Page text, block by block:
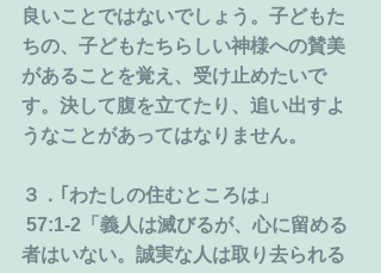
良いことではないでしょう。子どもた
ちの、子どもたちらしい神様への賛美
があることを覚え、受け止めたいで
す。決して腹を立てたり、追い出すよ
うなことがあってはなりません。
３．｢わたしの住むところは」
57:1-2「義人は滅びるが、心に留める
者はいない。誠実な人は取り去られる